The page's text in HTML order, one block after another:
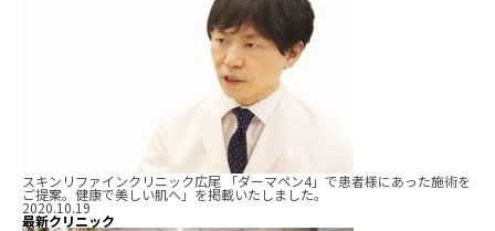
スキンリファインクリニック広尾 「ダーマペン4」で患者様にあった施術を
ご提案。健康で美しい肌へ」を掲載いたしました。
2020.10.19
最新クリニック